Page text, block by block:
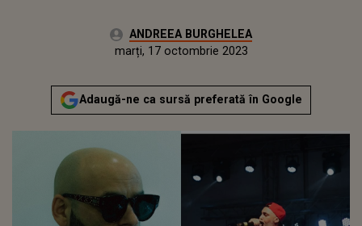
Autor:ANDREEA BURGHELEA
luni, 17 octombrie 2022Actualizat:
marți, 17 octombrie 2023
Adaugă-ne ca sursă preferată în Google